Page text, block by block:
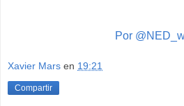
Por
Xavier Mars en 19:21
Compartir